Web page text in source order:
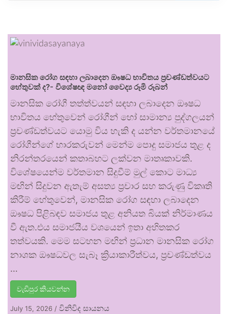
මානසික රෝග සඳහා ලබාදෙන ඖෂධ භාවිතය ප්‍රචණ්ඩත්වයට
හේතුවක් ද?- විශේෂඥ මනෝ වෛද්‍ය රූමි රූබන්
මානසික රෝගී තත්ත්වයන් සඳහා ලබාදෙන ඖෂධ
භාවිතය හේතුවෙන් රෝගීන් හෝ සාමාන්‍ය පුද්ගලයන්
ප්‍රචණ්ඩත්වයට යොමු විය හැකි ද යන්න වර්තමානයේ
රෝගීන්ගේ භාරකරුවන් මෙන්ම පොදු සමාජය තුළ ද
නිරන්තරයෙන් කතාබහට ලක්වන මාතෘකාවකි.
විශේෂයෙන්ම වර්තමාන සිදුවීම් මුල් කොට මාධ්‍ය
මඟින් සිදුවන ඇතැම් අසත්‍ය ප්‍රචාර සහ කරුණු විකෘති
කිරීම් හේතුවෙන්, මානසික රෝග සඳහා ලබාදෙන
ඖෂධ පිළිබඳව සමාජය තුළ අනියත බියක් නිර්මාණය
වී ඇත.එය සමාජයීය වශයෙන් ඉතා අහිතකර
තත්වයකි. මෙම සටහන මඟින් ප්‍රධාන මානසික රෝග
නාශක ඖෂධවල සැබෑ ක්‍රියාකාරීත්වය, ප්‍රචණ්ඩත්වය
…
වැඩිපුර කියවන්න
July 15, 2026 / විනිවිද සායනය